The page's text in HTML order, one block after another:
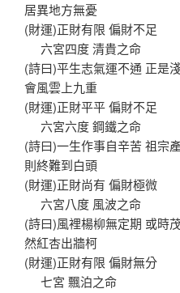
居異地方無憂
(財運)正財有限 偏財不足
六宮四度 清貴之命
(詩曰)平生志氣運不通 正是
會風雲上九重
(財運)正財平平 偏財不足
六宮六度 鋼鐵之命
(詩曰)一生作事自辛苦 祖宗
則終難到白頭
(財運)正財尚有 偏財極微
六宮八度 風波之命
(詩曰)風裡楊柳無定期 或時
然紅杏出牆柯
(財運)正財有限 偏財無分
七宮 飄泊之命